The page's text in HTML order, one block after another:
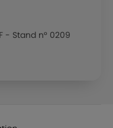
- Stand n° 0209